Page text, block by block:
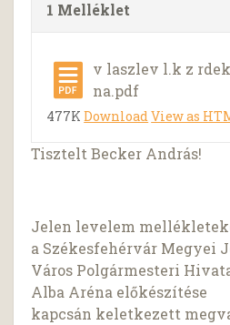
1 Melléklet
v laszlev l.k z
na.pdf
477KDownloadView as
Tisztelt Becker András!
Jelen levelem
a Székesfehérvár Megyei
Város Polgármesteri
Alba Aréna előkészítése
kapcsán keletkezett